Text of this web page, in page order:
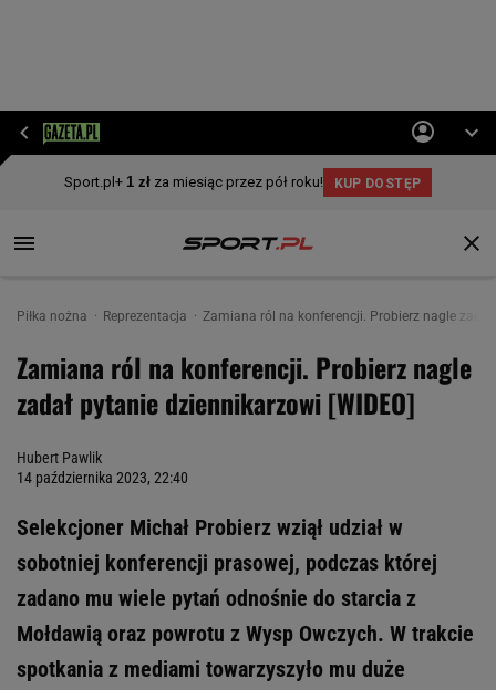
Piłka nożna Reprezentacja Zamiana ról na konferencji. Probierz nagle
Zamiana ról na konferencji. Probierz nagle
zadał pytanie dziennikarzowi [WIDEO]
Hubert Pawlik
14 października 2023, 22:40
Selekcjoner Michał Probierz wziął udział w
sobotniej konferencji prasowej, podczas której
zadano mu wiele pytań odnośnie do starcia z
Mołdawią oraz powrotu z Wysp Owczych. W trakcie
spotkania z mediami towarzyszyło mu duże